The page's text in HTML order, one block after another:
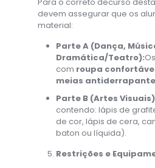
devem assegurar que os
material:
Parte A (Dança,
Dramática/Teatro):
com roupa
meias
Parte B (Artes
contendo: lápis de
de cor, lápis de cera,
baton ou líquida).
Restrições e